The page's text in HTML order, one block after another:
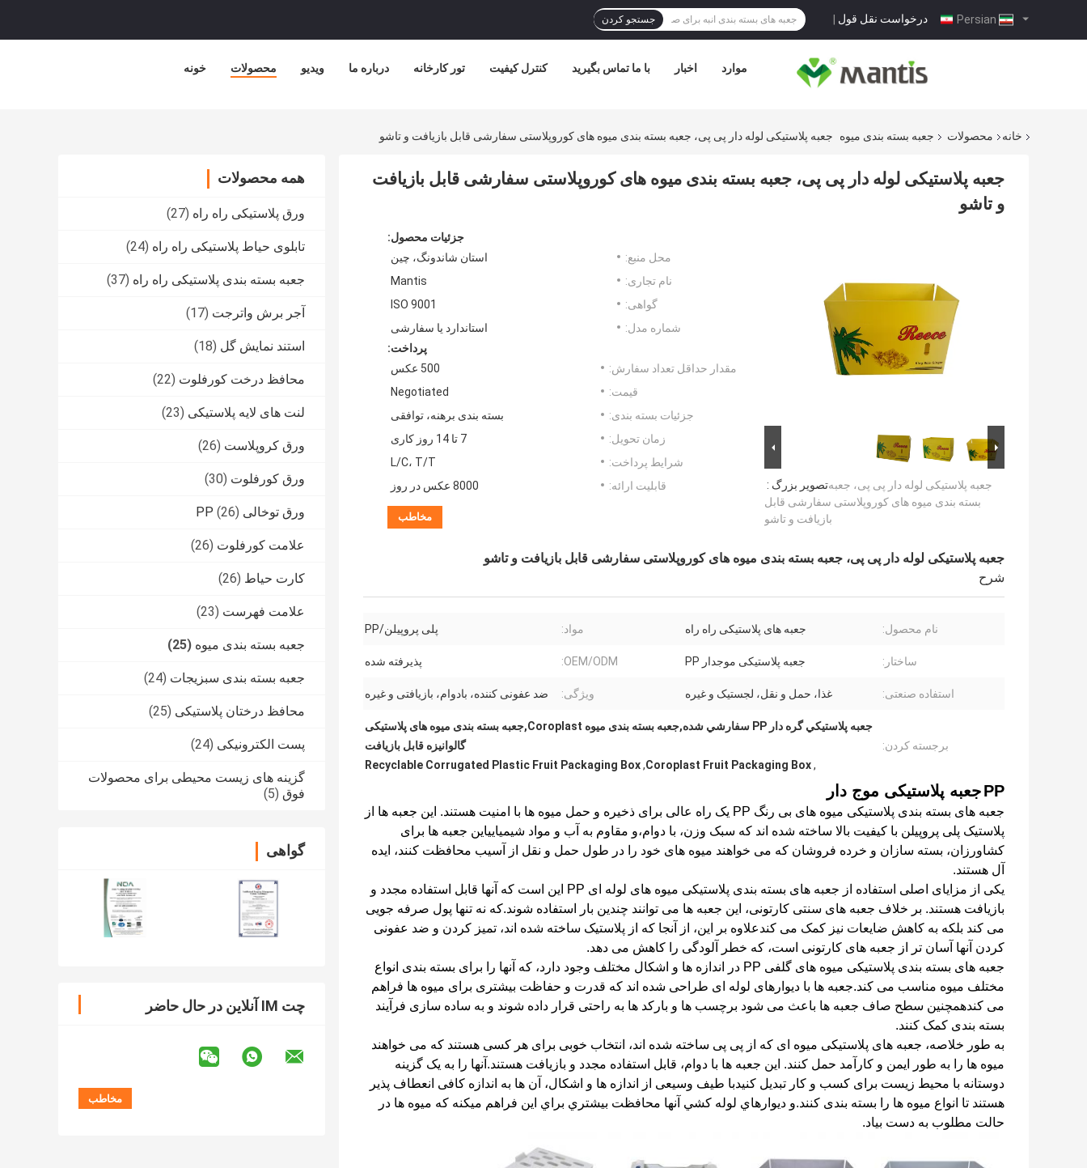
درخواست نقل قول | جستجو کردن
خونه محصولات ویدیو درباره ما تور کارخانه کنترل کیفیت با ما تماس بگیرید اخبار موارد
خانه محصولات جعبه بسته بندی میوه جعبه پلاستیکی لوله دار پی پی، جعبه بسته بندی میوه های کوروپلاستی سفارشی قابل بازیافت و تاشو
همه محصولات
ورق پلاستیکی راه راه (27)
تابلوی حیاط پلاستیکی راه راه (24)
جعبه بسته بندی پلاستیکی راه راه (37)
آجر برش واترجت (17)
استند نمایش گل (18)
محافظ درخت کورفلوت (22)
لنت های لایه پلاستیکی (23)
ورق کروپلاست (26)
ورق کورفلوت (30)
ورق توخالی PP (26)
علامت کورفلوت (26)
کارت حیاط (26)
علامت فهرست (23)
جعبه بسته بندی میوه (25)
جعبه بسته بندی سبزیجات (24)
محافظ درختان پلاستیکی (25)
پست الکترونیکی (24)
گزینه های زیست محیطی برای محصولات
فوق (5)
گواهی
چت IM آنلاین در حال حاضر
جعبه پلاستیکی لوله دار پی پی، جعبه بسته بندی میوه های کوروپلاستی سفارشی قابل بازیافت
و تاشو
تصویر بزرگ :جعبه پلاستیکی لوله دار پی پی، جعبه
بسته بندی میوه های کوروپلاستی سفارشی قابل
بازیافت و تاشو
جزئیات محصول:
محل منبع:
استان شاندونگ، چین
نام تجاری:
Mantis
گواهی:
ISO 9001
شماره مدل:
استاندارد یا سفارشی
پرداخت:
مقدار حداقل تعداد سفارش:
500 عکس
قیمت:
Negotiated
جزئیات بسته بندی:
بسته بندی برهنه، توافقی
زمان تحویل:
7 تا 14 روز کاری
شرایط پرداخت:
L/C، T/T
قابلیت ارائه:
8000 عکس در روز
مخاطب
جعبه پلاستیکی لوله دار پی پی، جعبه بسته بندی میوه های کوروپلاستی سفارشی قابل بازیافت و تاشو
شرح
نام محصول: جعبه های پلاستیکی راه راه مواد: پلی پروپیلن/PP
ساختار: جعبه پلاستیکی موجدار PP OEM/ODM: پذیرفته شده
استفاده صنعتی: غذا، حمل و نقل، لجستیک و غیره ویژگی: ضد عفونی کننده، بادوام، بازیافتی و غیره
برجسته کردن:
جعبه پلاستيکي گره دار PP سفارشي شده,جعبه بسته بندی میوه Coroplast,جعبه بسته بندی میوه های پلاستیکی
گالوانیزه قابل بازیافت
,
Coroplast Fruit Packaging Box
,
Recyclable Corrugated Plastic Fruit Packaging Box
PPجعبه پلاستیکی موج دار
جعبه های بسته بندی پلاستیکی میوه های بی رنگ PP یک راه عالی برای ذخیره و حمل میوه ها با امنیت هستند. این جعبه ها از
پلاستیک پلی پروپیلن با کیفیت بالا ساخته شده اند که سبک وزن، با دوام،و مقاوم به آب و مواد شیمیاییاین جعبه ها برای
کشاورزان، بسته سازان و خرده فروشان که می خواهند میوه های خود را در طول حمل و نقل از آسیب محافظت کنند، ایده
آل هستند.
یکی از مزایای اصلی استفاده از جعبه های بسته بندی پلاستیکی میوه های لوله ای PP این است که آنها قابل استفاده مجدد و
بازیافت هستند. بر خلاف جعبه های سنتی کارتونی، این جعبه ها می توانند چندین بار استفاده شوند.که نه تنها پول صرفه جویی
می کند بلکه به کاهش ضایعات نیز کمک می کندعلاوه بر این، از آنجا که از پلاستیک ساخته شده اند، تمیز کردن و ضد عفونی
کردن آنها آسان تر از جعبه های کارتونی است، که خطر آلودگی را کاهش می دهد.
جعبه های بسته بندی پلاستیکی میوه های گلفی PP در اندازه ها و اشکال مختلف وجود دارد، که آنها را برای بسته بندی انواع
مختلف میوه مناسب می کند.جعبه ها با دیوارهای لوله ای طراحی شده اند که قدرت و حفاظت بیشتری برای میوه ها فراهم
می کندهمچنین سطح صاف جعبه ها باعث می شود برچسب ها و بارکد ها به راحتی قرار داده شوند و به ساده سازی فرآیند
بسته بندی کمک کنند.
به طور خلاصه، جعبه های پلاستیکی میوه ای که از پی پی ساخته شده اند، انتخاب خوبی برای هر کسی هستند که می خواهند
میوه ها را به طور ایمن و کارآمد حمل کنند. این جعبه ها با دوام، قابل استفاده مجدد و بازیافت هستند.آنها را به یک گزینه
دوستانه با محیط زیست برای کسب و کار تبدیل کنیدبا طیف وسیعی از اندازه ها و اشکال، آن ها به اندازه کافی انعطاف پذیر
هستند تا انواع میوه ها را بسته بندی کنند.و ديوارهاي لوله کشي آنها محافظت بيشتري براي اين فراهم ميکنه که ميوه ها در
حالت مطلوب به دست بياد.